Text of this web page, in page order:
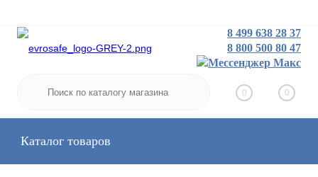
Заказать звонок
8 499 638 28 37
8 800 500 80 47
0 0
Каталог товаров